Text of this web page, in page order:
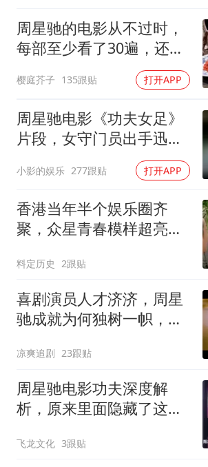
周星驰的电影从不过时，
每部至少看了30遍，还是
樱庭芥子 135跟贴 打开APP
周星驰电影《功夫女足》
片段，女守门员出手迅
猛，一次比一次搞笑
小影的娱乐 277跟贴 打开APP
香港当年半个娱乐圈齐
聚，众星青春模样超亮
料定历史 2跟贴
喜剧演员人才济济，周星
驰成就为何独树一帜，他
凉爽追剧 23跟贴
周星驰电影功夫深度解
析，原来里面隐藏了这么
飞龙文化 3跟贴